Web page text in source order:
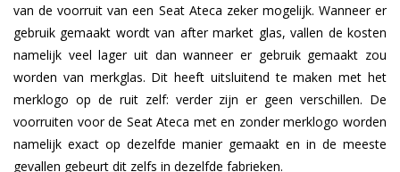
van de voorruit van een Seat Ateca zeker mogelijk. Wanneer er
gebruik gemaakt wordt van after market glas, vallen de kosten
namelijk veel lager uit dan wanneer er gebruik gemaakt zou
worden van merkglas. Dit heeft uitsluitend te maken met het
merklogo op de ruit zelf: verder zijn er geen verschillen. De
voorruiten voor de Seat Ateca met en zonder merklogo worden
namelijk exact op dezelfde manier gemaakt en in de meeste
gevallen gebeurt dit zelfs in dezelfde fabrieken.